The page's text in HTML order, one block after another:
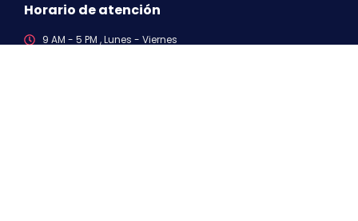
Horario de atención
9 AM - 5 PM , Lunes - Viernes